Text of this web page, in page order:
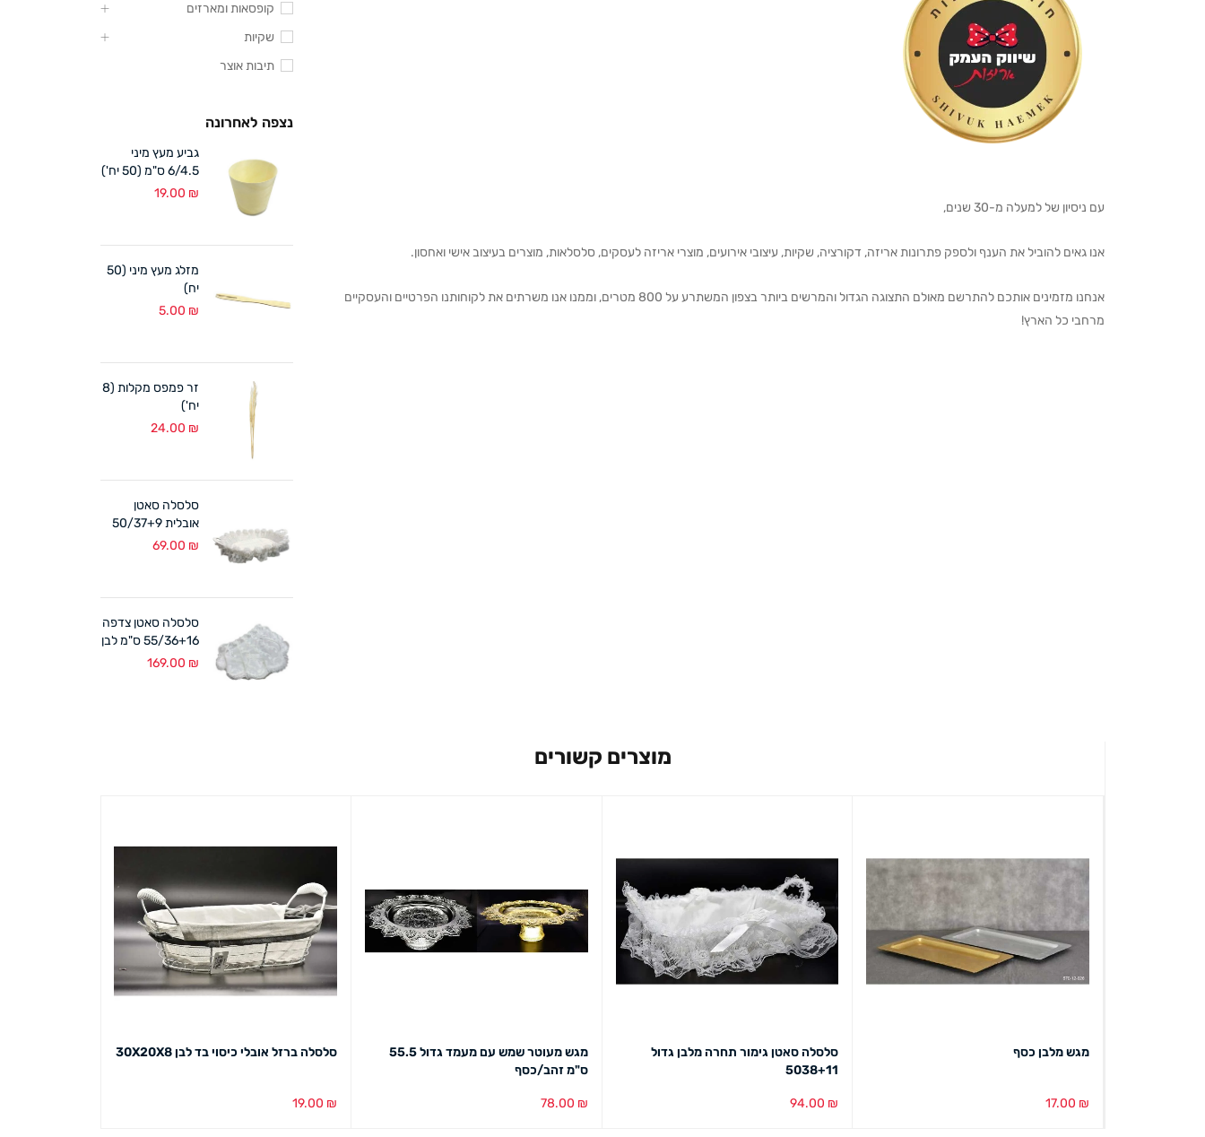
עם ניסיון של למעלה מ-30 שנים,
אנו גאים להוביל את הענף ולספק פתרונות אריזה, דקורציה, שקיות, עיצובי אירועים, מוצרי אריזה לעסקים, סלסלאות, מוצרים בעיצוב אישי ואחסון.
אנחנו מזמינים אותכם להתרשם מאולם התצוגה הגדול והמרשים ביותר בצפון המשתרע על 800 מטרים, וממנו אנו משרתים את לקוחותנו הפרטיים והעסקיים
מרחבי כל הארץ!
קופסאות ומארזים
שקיות
תיבות אוצר
נצפה לאחרונה
גביע מעץ מיני
6/4.5 ס"מ (50 יח')
19.00 ₪
מזלג מעץ מיני (50
יח)
5.00 ₪
זר פמפס מקלות (8
יח')
24.00 ₪
סלסלה סאטן
אובלית 50/37+9
ס"מ לבן
69.00 ₪
סלסלה סאטן צדפה
55/36+16 ס"מ לבן
169.00 ₪
מוצרים קשורים
מגש מלבן כסף
17.00 ₪
סלסלה סאטן גימור תחרה מלבן גדול
5038+11
94.00 ₪
מגש מעוטר שמש עם מעמד גדול 55.5
ס"מ זהב/כסף
78.00 ₪
סלסלה ברזל אובלי כיסוי בד לבן 30X20X8
19.00 ₪